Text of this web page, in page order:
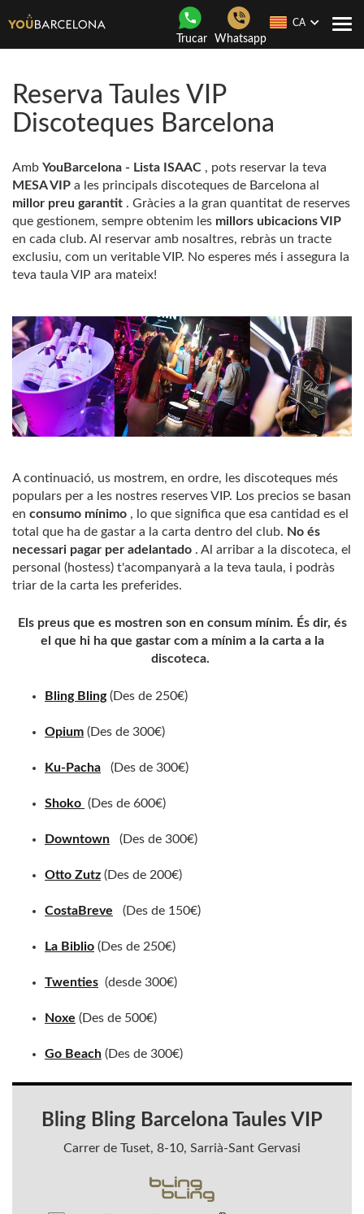
Trucar Whatsapp
CA
Reserva Taules VIP
Discoteques Barcelona
Amb YouBarcelona - Lista ISAAC , pots reservar la teva
MESA VIP a les principals discoteques de Barcelona al
millor preu garantit . Gràcies a la gran quantitat de reserves
que gestionem, sempre obtenim les millors ubicacions VIP
en cada club. Al reservar amb nosaltres, rebràs un tracte
exclusiu, com un veritable VIP. No esperes més i assegura la
teva taula VIP ara mateix!
A continuació, us mostrem, en ordre, les discoteques més
populars per a les nostres reserves VIP. Los precios se basan
en consumo mínimo , lo que significa que esa cantidad es el
total que ha de gastar a la carta dentro del club. No és
necessari pagar per adelantado . Al arribar a la discoteca, el
personal (hostess) t'acompanyarà a la teva taula, i podràs
triar de la carta les preferides.
Els preus que es mostren son en consum mínim. És dir, és
el que hi ha que gastar com a mínim a la carta a la
discoteca.
Bling Bling(Des de 250€)
Opium (Des de 300€)
Ku-Pacha (Des de 300€)
Shoko (Des de 600€)
Downtown (Des de 300€)
Otto Zutz (Des de 200€)
CostaBreve (Des de 150€)
La Biblio (Des de 250€)
Twenties (desde 300€)
Noxe (Des de 500€)
Go Beach (Des de 300€)
Bling Bling Barcelona Taules VIP
Carrer de Tuset, 8-10, Sarrià-Sant Gervasi